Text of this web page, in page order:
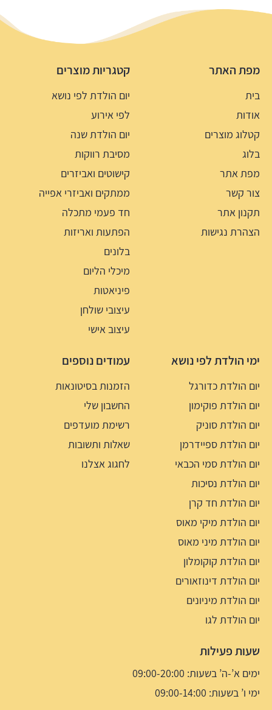
מפת האתר
בית
אודות
קטלוג מוצרים
בלוג
מפת אתר
צור קשר
תקנון אתר
הצהרת נגישות
קטגריות מוצרים
יום הולדת לפי נושא
לפי אירוע
יום הולדת שנה
מסיבת רווקות
קישוטים ואביזרים
ממתקים ואביזרי אפייה
חד פעמי מתכלה
הפתעות ואריזות
בלונים
מיכלי הליום
פיניאטות
עיצובי שולחן
עיצוב אישי
ימי הולדת לפי נושא
יום הולדת כדורגל
יום הולדת פוקימון
יום הולדת סוניק
יום הולדת ספיידרמן
יום הולדת סמי הכבאי
יום הולדת נסיכות
יום הולדת חד קרן
יום הולדת מיקי מאוס
יום הולדת מיני מאוס
יום הולדת קוקומלון
יום הולדת דינוזאורים
יום הולדת מיניונים
יום הולדת לגו
עמודים נוספים
הזמנות בסיטונאות
החשבון שלי
רשימת מועדפים
שאלות ותשובות
לחגוג אצלנו
שעות פעילות
ימים א’-ה’ בשעות: 09:00-20:00
ימי ו’ בשעות: 09:00-14:00